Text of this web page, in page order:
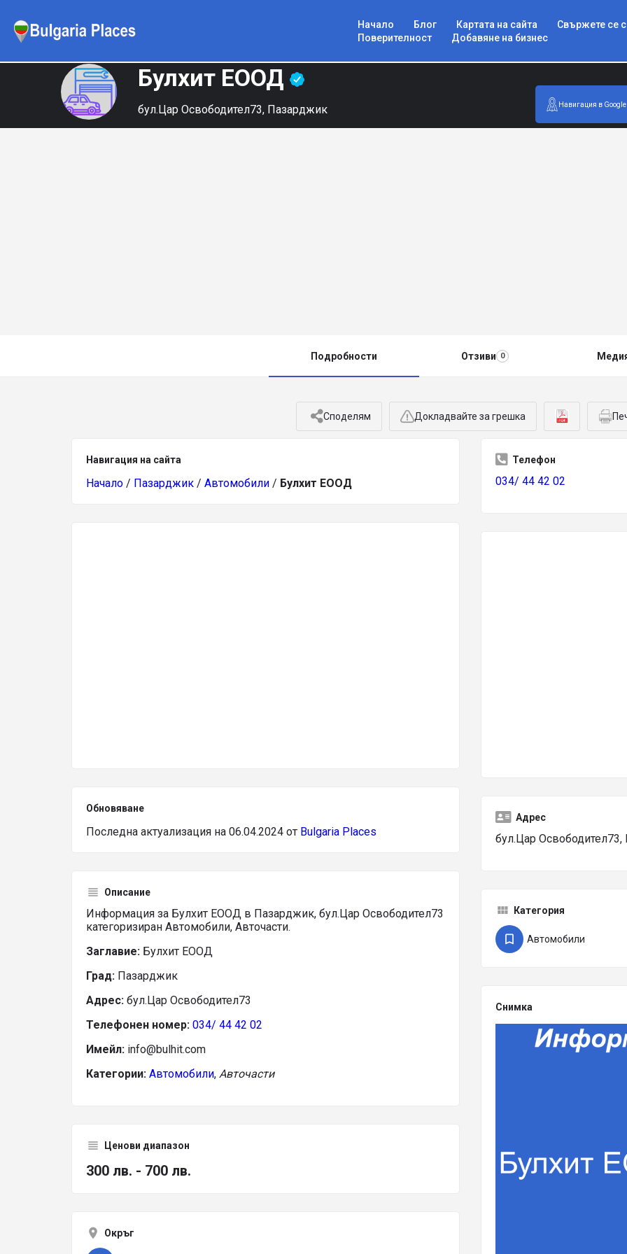
Начало Блог Картата на сайта
Свържете се
Поверителност
Добавяне на бизнес
Булхит ЕООД
бул.Цар Освободител73, Пазарджик Навигация в Google
Подробности Отзиви 0
Споделям Докладвайте за грешка
Навигация на сайта
Начало / Пазарджик / Автомобили / Булхит ЕООД
Обновяване
Последна актуализация на 06.04.2024 от Bulgaria Places
Описание
Информация за Булхит ЕООД в Пазарджик, бул.Цар Освободител73
категоризиран Автомобили, Авточасти.
Заглавие: Булхит ЕООД
Град: Пазарджик
Адрес: бул.Цар Освободител73
Телефонен номер: 034/ 44 42 02
Имейл: info@bulhit.com
Категории: Автомобили, Авточасти
Ценови диапазон
300 лв. - 700 лв.
Окръг
Телефон
034/ 44 42 02
Адрес
бул.Цар
Категория
Автомобили
Снимка